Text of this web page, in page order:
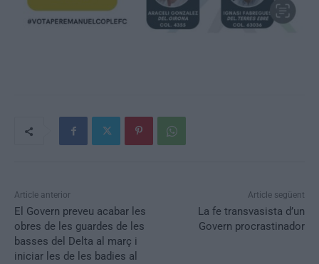
Article anterior
El Govern preveu acabar les
obres de les guardes de les
basses del Delta al març i
iniciar les de les badies al
Article següent
La fe transvasista d’un
Govern procrastinador